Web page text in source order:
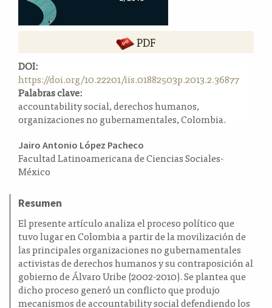
a
a
r
a
l
PDF
DOI:
https://doi.org/10.22201/iis.01882503p.2013.2.36877
Palabras clave:
accountability social, derechos humanos,
organizaciones no gubernamentales, Colombia.
Contenido
principal
del
artículo
Jairo Antonio López Pacheco
Facultad Latinoamericana de Ciencias Sociales-
México
Resumen
El presente artículo analiza el proceso político que
tuvo lugar en Colombia a partir de la movilización de
las principales organizaciones no gubernamentales
activistas de derechos humanos y su contraposición al
gobierno de Álvaro Uribe (2002-2010). Se plantea que
dicho proceso generó un conflicto que produjo
mecanismos de accountability social defendiendo los